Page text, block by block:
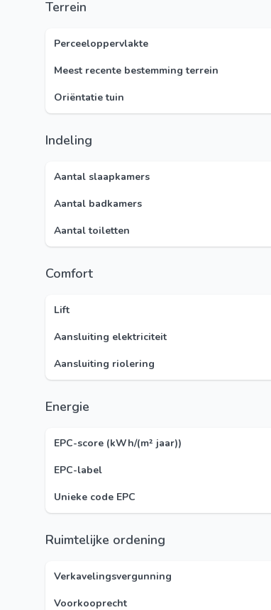
Terrein
Perceeloppervlakte
Meest recente bestemming terrein
Oriëntatie tuin
Indeling
Aantal slaapkamers
Aantal badkamers
Aantal toiletten
Comfort
Lift
Aansluiting elektriciteit
Aansluiting riolering
Energie
EPC-score (kWh/(m² jaar))
EPC-label
Unieke code EPC
Ruimtelijke ordening
Verkavelingsvergunning
Voorkooprecht